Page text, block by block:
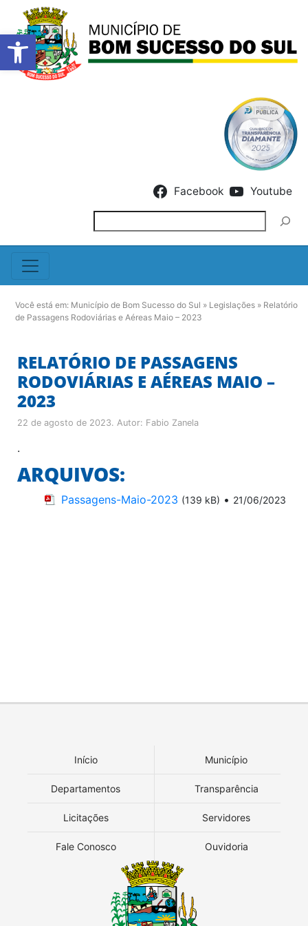
Barra de Ferramentas
Facebook Youtube
Você está em: Município de Bom Sucesso do Sul » Legislações » Relatório
de Passagens Rodoviárias e Aéreas Maio – 2023
RELATÓRIO DE PASSAGENS
RODOVIÁRIAS E AÉREAS MAIO –
2023
22 de agosto de 2023. Autor: Fabio Zanela
.
ARQUIVOS:
Passagens-Maio-2023 (139 kB) • 21/06/2023
Início Município
Departamentos Transparência
Licitações Servidores
Fale Conosco Ouvidoria